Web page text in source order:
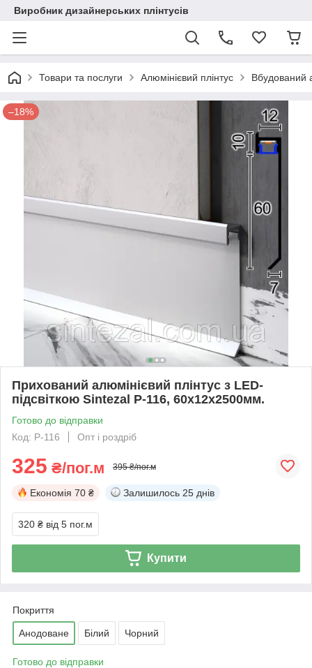
Виробник дизайнерських плінтусів
Товари та послуги Алюмінієвий плінтус Вбудований
–18%
Прихований алюмінієвий плінтус з LED-
підсвіткою Sintezal P-116, 60х12х2500мм.
Готово до відправки
Код: Р-116
Опт і роздріб
325 ₴/пог.м 395 ₴/пог.м
Економія 70 ₴ Залишилось 25 днів
320 ₴ від 5 пог.м
Купити
Покриття
Анодоване Білий Чорний
Готово до відправки